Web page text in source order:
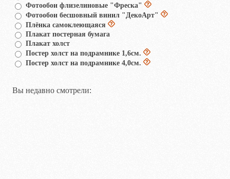
Фотообои флизелиновые "Фреска"
Фотообои бесшовный винил "ДекоАрт"
Плёнка самоклеющаяся
Плакат постерная бумага
Плакат холст
Постер холст на подрамнике 1,6см.
Постер холст на подрамнике 4,0см.
Вы недавно смотрели: